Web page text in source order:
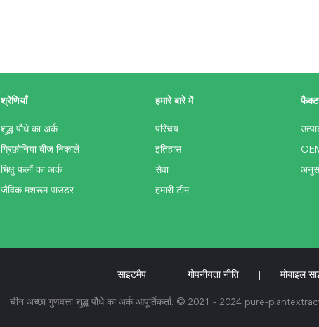
श्रेणियाँ
शुद्ध पौधे का अर्क
ग्रिफ़ोनिया बीज निकालें
भिक्षु फलों का अर्क
जैविक मशरूम पाउडर
हमारे बारे में
परिचय
इतिहास
सेवा
हमारी टीम
साइटमैप गोपनीयता नीति मोबाइल
चीन अच्छा गुणवत्ता शुद्ध पौधे का अर्क आपूर्तिकर्ता. © 2021 - 2024 pure-